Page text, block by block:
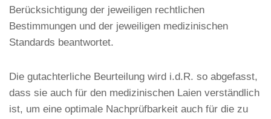
Berücksichtigung der jeweiligen rechtlichen
Bestimmungen und der jeweiligen medizinischen
Standards beantwortet.
Die gutachterliche Beurteilung wird i.d.R. so abgefasst,
dass sie auch für den medizinischen Laien verständlich
ist, um eine optimale Nachprüfbarkeit auch für die zu